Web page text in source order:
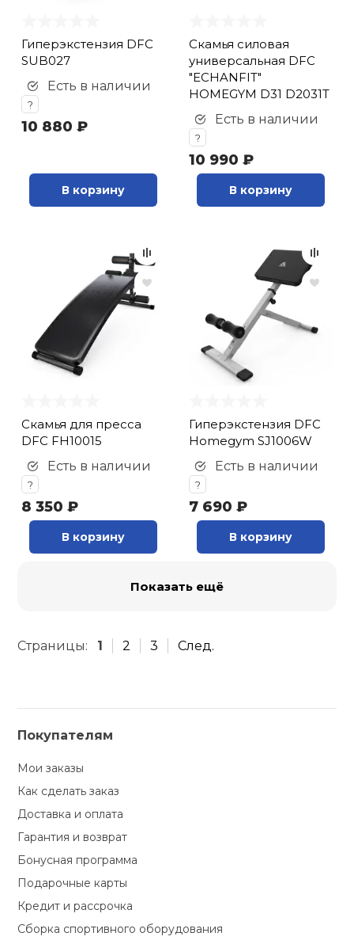
Гиперэкстензия DFC
SUB027
Есть в наличии
?
10 880 ₽
В корзину
Cкамья силовая
универсальная DFC
"ECHANFIT"
HOMEGYM D31 D2031T
Есть в наличии
?
10 990 ₽
В корзину
Скамья для пресса
DFC FH10015
Есть в наличии
?
8 350 ₽
В корзину
Гиперэкстензия DFC
Homegym SJ1006W
Есть в наличии
?
7 690 ₽
В корзину
Показать ещё
Страницы: 1 2 3 След.
Покупателям
Мои заказы
Как сделать заказ
Доставка и оплата
Гарантия и возврат
Бонусная программа
Подарочные карты
Кредит и рассрочка
Сборка спортивного оборудования